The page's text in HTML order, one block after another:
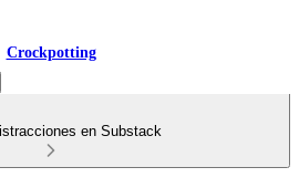
Crockpotting
en Substack